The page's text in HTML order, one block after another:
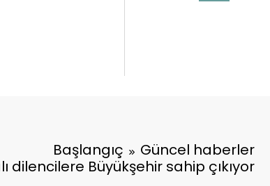
Başlangıç
Güncel haberler
dilencilere Büyükşehir sahip çıkıyor